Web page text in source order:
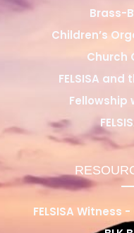
Brass-
Children’s
Church
FELSISA
Fellowship
FELSISA